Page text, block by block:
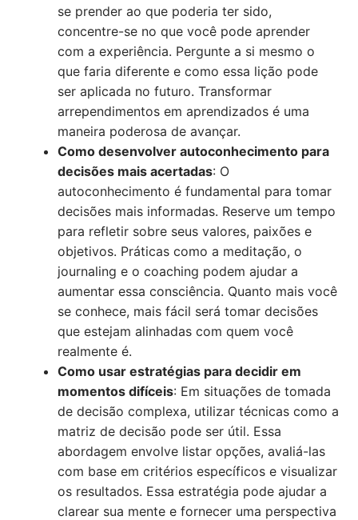
se prender ao que poderia ter sido,
concentre-se no que você pode aprender
com a experiência. Pergunte a si mesmo o
que faria diferente e como essa lição pode
ser aplicada no futuro. Transformar
arrependimentos em aprendizados é uma
maneira poderosa de avançar.
Como desenvolver autoconhecimento para
decisões mais acertadas: O
autoconhecimento é fundamental para tomar
decisões mais informadas. Reserve um tempo
para refletir sobre seus valores, paixões e
objetivos. Práticas como a meditação, o
journaling e o coaching podem ajudar a
aumentar essa consciência. Quanto mais você
se conhece, mais fácil será tomar decisões
que estejam alinhadas com quem você
realmente é.
Como usar estratégias para decidir em
momentos difíceis: Em situações de tomada
de decisão complexa, utilizar técnicas como a
matriz de decisão pode ser útil. Essa
abordagem envolve listar opções, avaliá-las
com base em critérios específicos e visualizar
os resultados. Essa estratégia pode ajudar a
clarear sua mente e fornecer uma perspectiva